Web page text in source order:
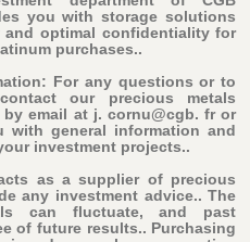
you with storage solutions
optimal confidentiality for
purchases..
For any questions or to
our precious metals
email at j. cornu@cgb. fr or
with general information and
investment projects..
as a supplier of precious
any investment advice.. The
can fluctuate, and past
of future results.. Purchasing